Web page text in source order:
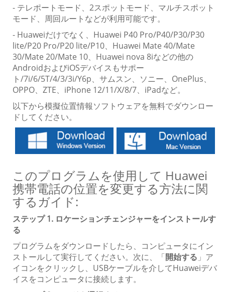
- テレポートモード、2スポットモード、マルチスポット
モード、周回ルートなどが利用可能です。
- Huaweiだけでなく、Huawei P40 Pro/P40/P30/P30
lite/P20 Pro/P20 lite/P10、Huawei Mate 40/Mate
30/Mate 20/Mate 10、Huawei nova 8iなどの他の
AndroidおよびiOSデバイスもサポー
ト/7i/6/5T/4/3/3i/Y6p、サムスン、ソニー、OnePlus、
OPPO、ZTE、iPhone 12/11/X/8/7、iPadなど。
以下から模擬位置情報ソフトウェアを無料でダウンロー
ドしてください。
このプログラムを使用して Huawei
携帯電話の位置を変更する方法に関
するガイド:
ステップ 1. ロケーションチェンジャーをインストールす
る
プログラムをダウンロードしたら、コンピュータにイン
ストールして実行してください。次に、「開始する 」ア
イコンをクリックし、USBケーブルを介してHuaweiデバ
イスをコンピュータに接続します。